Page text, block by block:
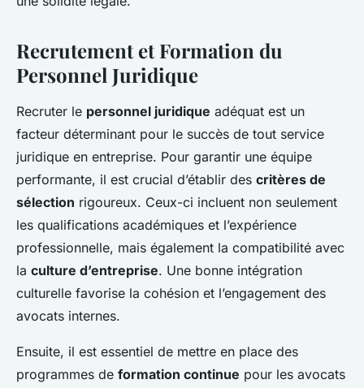
Recrutement et Formation du
Personnel Juridique
Recruter le personnel juridique adéquat est un
facteur déterminant pour le succès de tout service
juridique en entreprise. Pour garantir une équipe
performante, il est crucial d’établir des critères de
sélection rigoureux. Ceux-ci incluent non seulement
les qualifications académiques et l’expérience
professionnelle, mais également la compatibilité avec
la culture d’entreprise. Une bonne intégration
culturelle favorise la cohésion et l’engagement des
avocats internes.
Ensuite, il est essentiel de mettre en place des
programmes de formation continue pour les avocats